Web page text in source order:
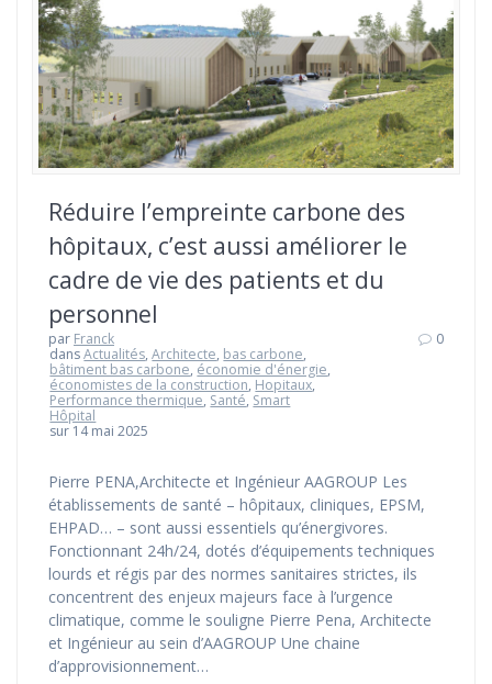
Réduire l’empreinte carbone des
hôpitaux, c’est aussi améliorer le
cadre de vie des patients et du
personnel
par Franck
dansActualités,Architecte, bas carbone,
bâtiment bas carbone, économie d'énergie,
économistes de la construction, Hopitaux,
Performance thermique, Santé, Smart
Hôpital
sur 14 mai 2025
0
Pierre PENA,Architecte et Ingénieur AAGROUP Les
établissements de santé – hôpitaux, cliniques, EPSM,
EHPAD… – sont aussi essentiels qu’énergivores.
Fonctionnant 24h/24, dotés d’équipements techniques
lourds et régis par des normes sanitaires strictes, ils
concentrent des enjeux majeurs face à l’urgence
climatique, comme le souligne Pierre Pena, Architecte
et Ingénieur au sein d’AAGROUP Une chaine
d’approvisionnement…